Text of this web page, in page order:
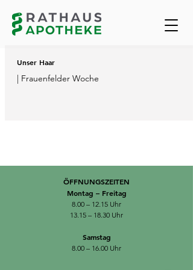
Unser Haar
| Frauenfelder Woche
ÖFFNUNGSZEITEN
Montag – Freitag
8.00 – 12.15 Uhr
13.15 – 18.30 Uhr
Samstag
8.00 – 16.00 Uhr